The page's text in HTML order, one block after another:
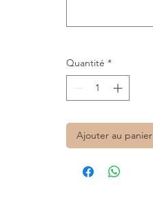
Quantité *
Ajouter au panier